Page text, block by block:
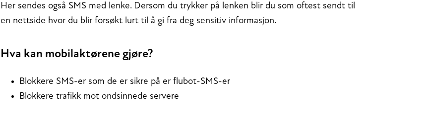
Her sendes også SMS med lenke. Dersom du trykker på lenken blir du som oftest sendt til
en nettside hvor du blir forsøkt lurt til å gi fra deg sensitiv informasjon.
Hva kan mobilaktørene gjøre?
Blokkere SMS-er som de er sikre på er flubot-SMS-er
Blokkere trafikk mot ondsinnede servere